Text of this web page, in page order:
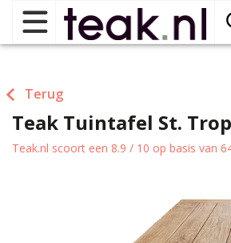
Teak tuinmeubelen
Teak woonprogramma’s
Terug
Teak Tuintafel St.
Teak.nl scoort een 8.9 / 10 op basis van